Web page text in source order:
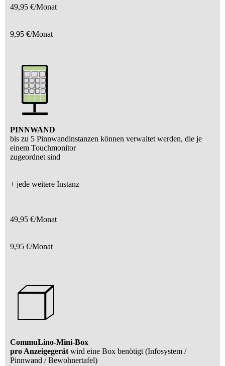
49,95 €/Monat
9,95 €/Monat
PINNWAND
bis zu 5 Pinnwandinstanzen können verwaltet werden, die je
einem Touchmonitor
zugeordnet sind
+ jede weitere Instanz
49,95 €/Monat
9,95 €/Monat
CommuLino-Mini-Box
pro Anzeigegerätwird eine Box benötigt (Infosystem /
Pinnwand / Bewohnertafel)